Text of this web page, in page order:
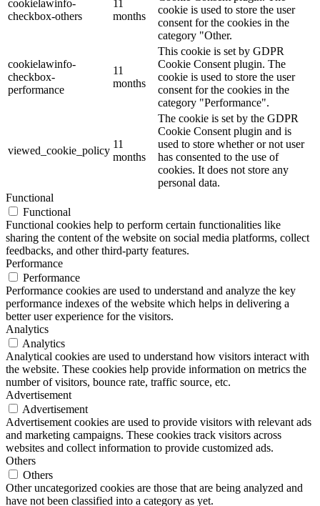
cookielawinfo-
checkbox-others
11
months
cookie is used to store the user
consent for the cookies in the
category "Other.
cookielawinfo-
checkbox-
performance
11
months
This cookie is set by GDPR
Cookie Consent plugin. The
cookie is used to store the user
consent for the cookies in the
category "Performance".
viewed_cookie_policy
11
months
The cookie is set by the GDPR
Cookie Consent plugin and is
used to store whether or not user
has consented to the use of
cookies. It does not store any
personal data.
Functional
Functional
Functional cookies help to perform certain functionalities like
sharing the content of the website on social media platforms, collect
feedbacks, and other third-party features.
Performance
Performance
Performance cookies are used to understand and analyze the key
performance indexes of the website which helps in delivering a
better user experience for the visitors.
Analytics
Analytics
Analytical cookies are used to understand how visitors interact with
the website. These cookies help provide information on metrics the
number of visitors, bounce rate, traffic source, etc.
Advertisement
Advertisement
Advertisement cookies are used to provide visitors with relevant ads
and marketing campaigns. These cookies track visitors across
websites and collect information to provide customized ads.
Others
Others
Other uncategorized cookies are those that are being analyzed and
have not been classified into a category as yet.